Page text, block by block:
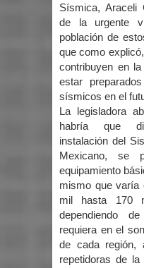
Sísmica, Araceli
de la urgente
población de
que como
contribuyen en
estar
sísmicos en el
La legisladora
habría que
instalación del
Mexicano, se
equipamiento
mismo que varía
mil hasta 170
dependiendo
requiera en el
de cada región,
repetidoras de